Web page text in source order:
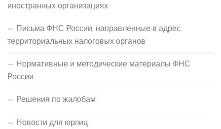
иностранных организациях
Письма ФНС России, направленные в адрес
территориальных налоговых органов
Нормативные и методические материалы ФНС
России
Решения по жалобам
Новости для юрлиц